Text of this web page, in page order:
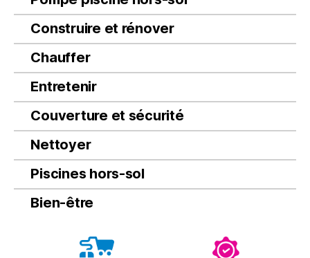
Construire et rénover
Chauffer
Entretenir
Couverture et sécurité
Nettoyer
Piscines hors-sol
Bien-être